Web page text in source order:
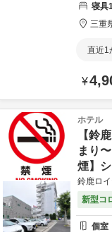
寝具
三重
直近1
¥
ホテル
【鈴
まり
煙】
鈴鹿ロ
新型コ
個室